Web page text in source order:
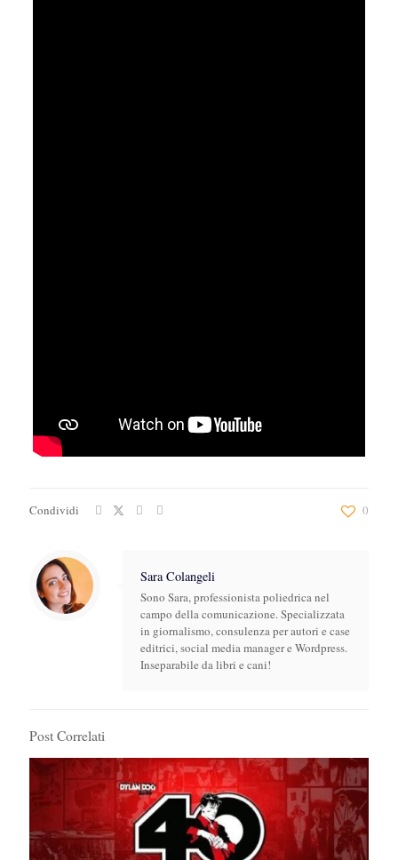
Condividi 0
Sara Colangeli
Sono Sara, professionista poliedrica nel
campo della comunicazione. Specializzata
in giornalismo, consulenza per autori e case
editrici, social media manager e Wordpress.
Inseparabile da libri e cani!
Post Correlati